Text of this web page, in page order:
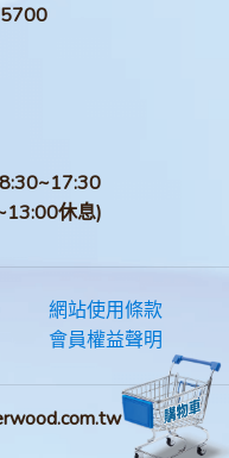
休息)
網站使用條款
會員權益聲明